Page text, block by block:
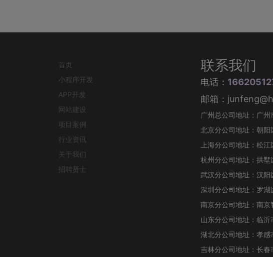
首页
小程序开发
APP开发
网站建设
项目案例
行业资讯
关于我们
招聘贤士
联系我们
电话：
邮箱：
广州总公司地址：广
北京分公司地址：朝
上海分公司地址：松
杭州分公司地址：拱
武汉分公司地址：汉
深圳分公司地址：罗
南京分公司地址：南
山东分公司地址：临
湖北分公司地址：孝
吉林分公司地址：长春